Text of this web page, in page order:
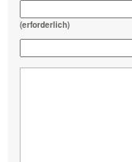
(erforderlich)